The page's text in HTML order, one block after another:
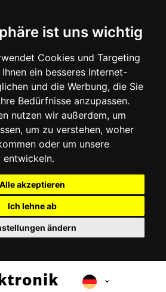
ist uns wichtig
Cookies und Targeting
ein besseres Internet-
und die Werbung, die Sie
Bedürfnisse anzupassen.
nutzen wir außerdem, um
um zu verstehen, woher
oder um unsere
entwickeln.
Alle akzeptieren
Ich lehne ab
ändern